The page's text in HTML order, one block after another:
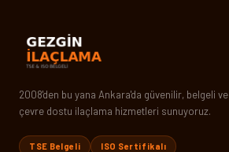
2008'den bu yana Ankara'da güvenilir, belgeli ve
çevre dostu ilaçlama hizmetleri sunuyoruz.
TSE Belgeli ISO Sertifikalı